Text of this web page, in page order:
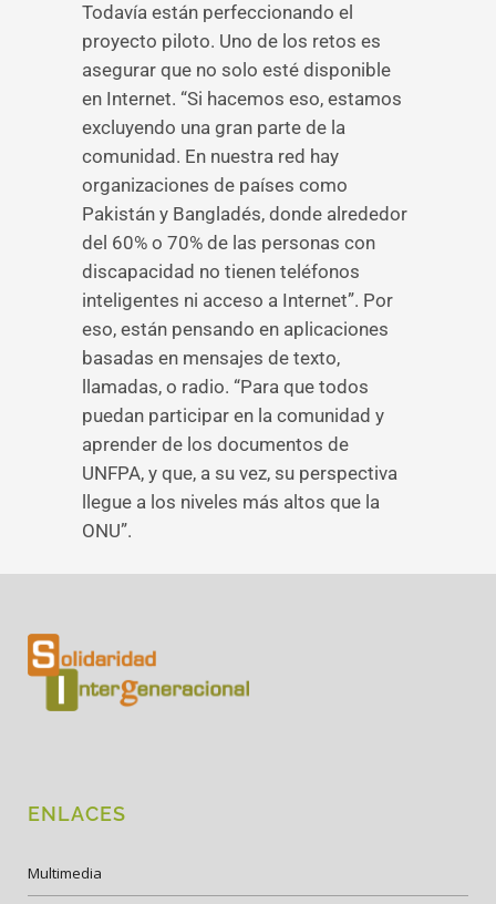
Todavía están perfeccionando el
proyecto piloto. Uno de los retos es
asegurar que no solo esté disponible
en Internet. “Si hacemos eso, estamos
excluyendo una gran parte de la
comunidad. En nuestra red hay
organizaciones de países como
Pakistán y Bangladés, donde alrededor
del 60% o 70% de las personas con
discapacidad no tienen teléfonos
inteligentes ni acceso a Internet”. Por
eso, están pensando en aplicaciones
basadas en mensajes de texto,
llamadas, o radio. “Para que todos
puedan participar en la comunidad y
aprender de los documentos de
UNFPA, y que, a su vez, su perspectiva
llegue a los niveles más altos que la
ONU”.
ENLACES
Multimedia